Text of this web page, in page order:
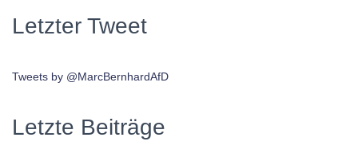
Letzter Tweet
Tweets by @MarcBernhardAfD
Letzte Beiträge